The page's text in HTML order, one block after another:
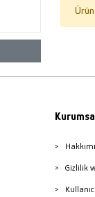
Ürün
Gizlilik